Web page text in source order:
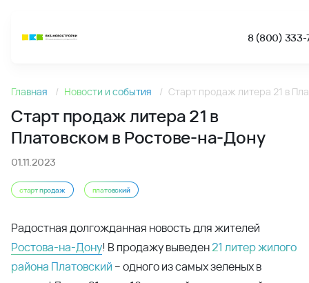
8 (800) 333-7-111
Платовском в Ростове-на-Дону
01.11.2023
Радостная долгожданная новость для жителей
района Платовский– одного из самых зеленых в
городе! Литер 21 – это 18 этажный современный дом,
который находится на этапе строительства – ввод в